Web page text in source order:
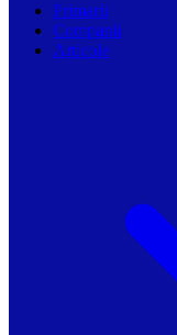
Primarii
Companii
Articole